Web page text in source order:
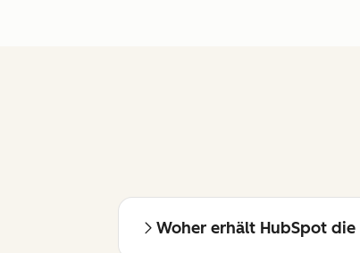
Woher erhält HubSpot